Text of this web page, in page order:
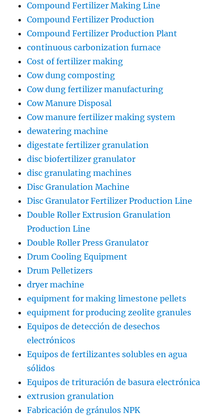
Compound Fertilizer Making Line
Compound Fertilizer Production
Compound Fertilizer Production Plant
continuous carbonization furnace
Cost of fertilizer making
Cow dung composting
Cow dung fertilizer manufacturing
Cow Manure Disposal
Cow manure fertilizer making system
dewatering machine
digestate fertilizer granulation
disc biofertilizer granulator
disc granulating machines
Disc Granulation Machine
Disc Granulator Fertilizer Production Line
Double Roller Extrusion Granulation
Production Line
Double Roller Press Granulator
Drum Cooling Equipment
Drum Pelletizers
dryer machine
equipment for making limestone pellets
equipment for producing zeolite granules
Equipos de detección de desechos
electrónicos
Equipos de fertilizantes solubles en agua
sólidos
Equipos de trituración de basura electrónica
extrusion granulation
Fabricación de gránulos NPK